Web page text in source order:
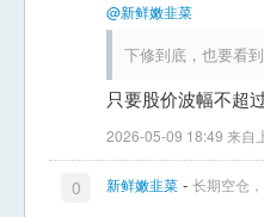
@新鲜嫩韭菜
下修到底，也要看
只要股价波幅不超
2026-05-09 18:49 来自
0 新鲜嫩韭菜 - 长期空仓